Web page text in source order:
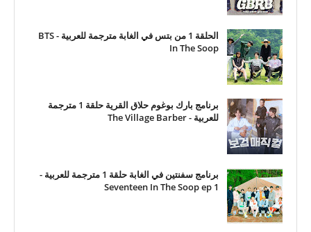
الحلقة 1 من بتس في الغابة مترجمة للعربية - BTS
In The Soop
برنامج بارك بوغوم حلاق القرية حلقة 1 مترجمة
للعربية - The Village Barber
برنامج سفنتين في الغابة حلقة 1 مترجمة للعربية -
Seventeen In The Soop ep 1